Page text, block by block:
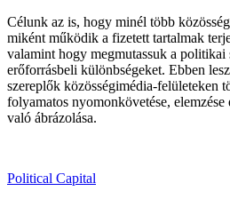
Célunk az is, hogy minél több
miként működik a fizetett tartalmak
valamint hogy megmutassuk a politikai
erőforrásbeli különbségeket. Ebben
szereplők közösségimédia-felületeken
folyamatos nyomonkövetése, elemzése
való ábrázolása.
Political Capital